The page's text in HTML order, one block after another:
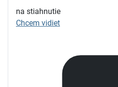
na stiahnutie
Chcem vidiet